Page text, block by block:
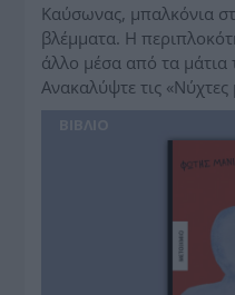
Καύσωνας, μπαλκόνια
βλέμματα. Η
άλλο μέσα από τα
Ανακαλύψτε τις